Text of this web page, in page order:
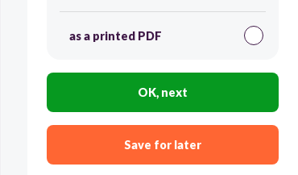
la gorra
as a printed PDF
OK, next
Save for later